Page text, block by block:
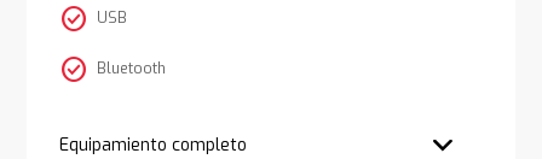
check_circle USB
check_circle Bluetooth
Equipamiento completo